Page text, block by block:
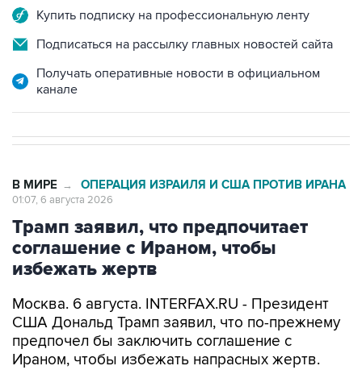
Купить подписку на профессиональную ленту
Подписаться на рассылку главных новостей сайта
Получать оперативные новости в официальном
канале
В МИРЕ → ОПЕРАЦИЯ ИЗРАИЛЯ И США ПРОТИВ ИРАНА
01:07, 6 августа 2026
Трамп заявил, что предпочитает
соглашение с Ираном, чтобы
избежать жертв
Москва. 6 августа. INTERFAX.RU - Президент
США Дональд Трамп заявил, что по-прежнему
предпочел бы заключить соглашение с
Ираном, чтобы избежать напрасных жертв.